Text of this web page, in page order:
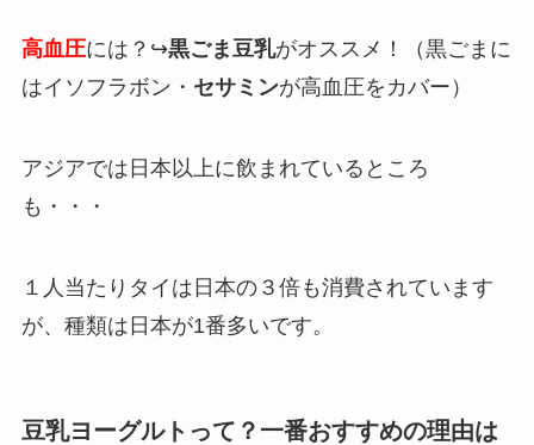
高血圧には？↪︎黒ごま豆乳がオススメ！（黒ごまに
はイソフラボン・ セサミンが高血圧をカバー）
アジアでは日本以上に飲まれているところ
も・・・
１人当たりタイは日本の３倍も消費されています
が、種類は日本が1番多いです。
豆乳ヨーグルトって？一番おすすめの理由は